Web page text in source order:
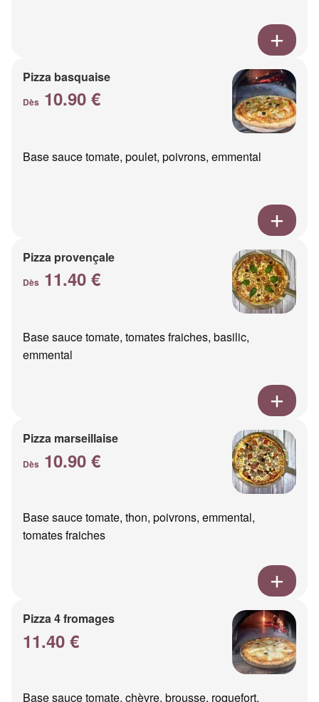
Pizza basquaise
Dès 10.90 €
Base sauce tomate, poulet, poivrons, emmental
Pizza provençale
Dès 11.40 €
Base sauce tomate, tomates fraiches, basilic,
emmental
Pizza marseillaise
Dès 10.90 €
Base sauce tomate, thon, poivrons, emmental,
tomates fraiches
Pizza 4 fromages
11.40 €
Base sauce tomate, chèvre, brousse, roquefort,